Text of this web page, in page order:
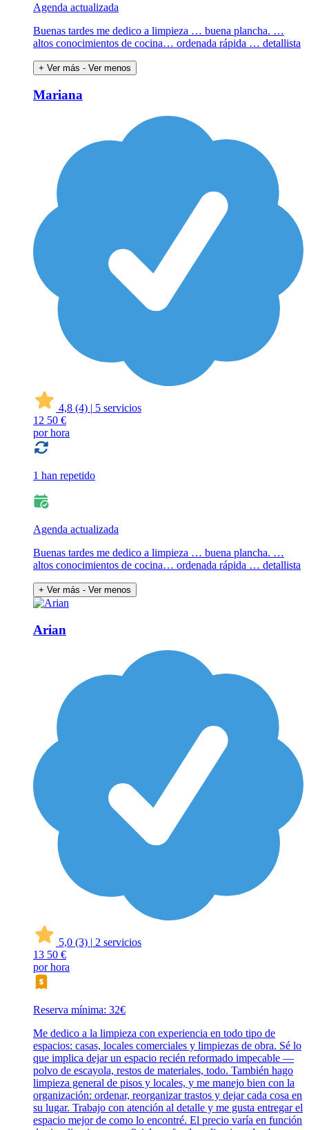
Agenda actualizada
Buenas tardes me dedico a limpieza … buena plancha. …
altos conocimientos de cocina… ordenada rápida … detallista
+ Ver más - Ver menos
Mariana
4,8 (4) | 5 servicios
12 50 €
por hora
1 han repetido
Agenda actualizada
Buenas tardes me dedico a limpieza … buena plancha. …
altos conocimientos de cocina… ordenada rápida … detallista
+ Ver más - Ver menos
Arian
5,0 (3) | 2 servicios
13 50 €
por hora
Reserva mínima: 32€
Me dedico a la limpieza con experiencia en todo tipo de
espacios: casas, locales comerciales y limpiezas de obra. Sé lo
que implica dejar un espacio recién reformado impecable —
polvo de escayola, restos de materiales, todo. También hago
limpieza general de pisos y locales, y me manejo bien con la
organización: ordenar, reorganizar trastos y dejar cada cosa en
su lugar. Trabajo con atención al detalle y me gusta entregar el
espacio mejor de como lo encontré. El precio varía en función